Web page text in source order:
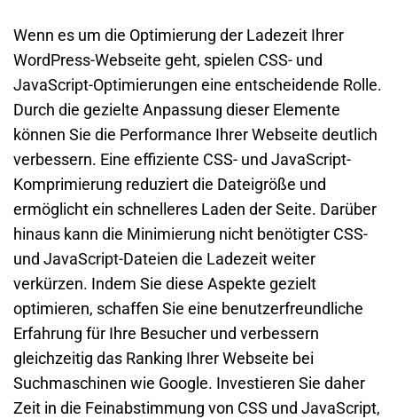
Wenn es um die Optimierung der Ladezeit Ihrer
WordPress-Webseite geht, spielen CSS- und
JavaScript-Optimierungen eine entscheidende Rolle.
Durch die gezielte Anpassung dieser Elemente
können Sie die Performance Ihrer Webseite deutlich
verbessern. Eine effiziente CSS- und JavaScript-
Komprimierung reduziert die Dateigröße und
ermöglicht ein schnelleres Laden der Seite. Darüber
hinaus kann die Minimierung nicht benötigter CSS-
und JavaScript-Dateien die Ladezeit weiter
verkürzen. Indem Sie diese Aspekte gezielt
optimieren, schaffen Sie eine benutzerfreundliche
Erfahrung für Ihre Besucher und verbessern
gleichzeitig das Ranking Ihrer Webseite bei
Suchmaschinen wie Google. Investieren Sie daher
Zeit in die Feinabstimmung von CSS und JavaScript,